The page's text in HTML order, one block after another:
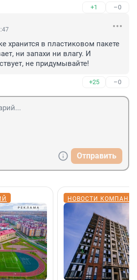
+1 –0
хранится в пластиковом пакете
ни запахи ни влагу. И
не придумывайте!
+25 –0
Отправить
НОВОСТИ